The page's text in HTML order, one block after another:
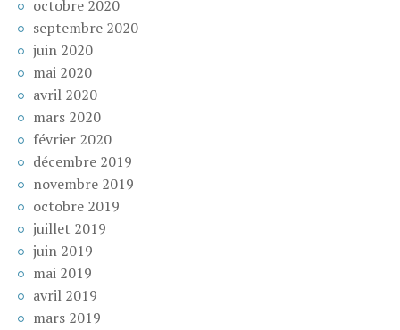
octobre 2020
septembre 2020
juin 2020
mai 2020
avril 2020
mars 2020
février 2020
décembre 2019
novembre 2019
octobre 2019
juillet 2019
juin 2019
mai 2019
avril 2019
mars 2019